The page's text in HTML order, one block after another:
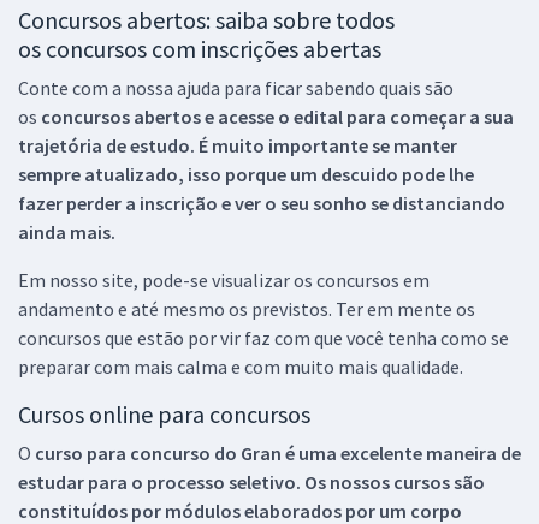
Concursos abertos: saiba sobre todos
os concursos com inscrições abertas
Conte com a nossa ajuda para ficar sabendo quais são
os concursos abertos e acesse o edital para começar a sua
trajetória de estudo. É muito importante se manter
sempre atualizado, isso porque um descuido pode lhe
fazer perder a inscrição e ver o seu sonho se distanciando
ainda mais.
Em nosso site, pode-se visualizar os concursos em
andamento e até mesmo os previstos. Ter em mente os
concursos que estão por vir faz com que você tenha como se
preparar com mais calma e com muito mais qualidade.
Cursos online para concursos
O curso para concurso do Gran é uma excelente maneira de
estudar para o processo seletivo. Os nossos cursos são
constituídos por módulos elaborados por um corpo